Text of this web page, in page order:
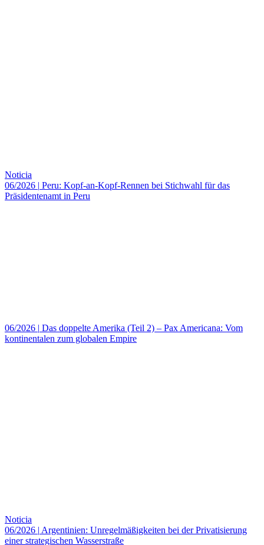
Noticia
06/2026 | Peru: Kopf-an-Kopf-Rennen bei Stichwahl für das
Präsidentenamt in Peru
06/2026 | Das doppelte Amerika (Teil 2) – Pax Americana: Vom
kontinentalen zum globalen Empire
Noticia
06/2026 | Argentinien: Unregelmäßigkeiten bei der Privatisierung
einer strategischen Wasserstraße